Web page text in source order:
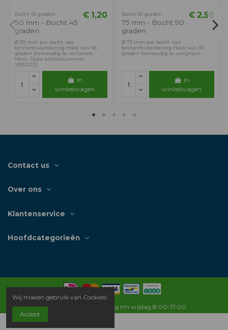
Bocht 45 graden
50 mm - Bocht 45
graden
€ 1,20
Ø 50 mm pvc bocht voor
binnenhuisriolering Hoek van 45
graden Eenvoudig te verlijmen
Merk: Dyka Artikelnummer:
20022123
In
winkelwagen
Bocht 90 graden
75 mm - Bocht 90
graden
€ 2,50
Ø 75 mm pvc bocht voor
binnenhuisriolering Hoek van 90
graden Eenvoudig te verlijmen
In
winkelwagen
Contact us
Over ons
Klantenservice
Hoofdcategorieën
Openingstijden: Maandag tm vrijdag 8:00-17:00
Wij maken gebruik van Cookies!
Accept